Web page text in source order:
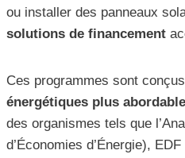
ou installer des panneaux
solutions de financement
Ces programmes sont
énergétiques plus
des organismes tels que
d’Économies d’Énergie),